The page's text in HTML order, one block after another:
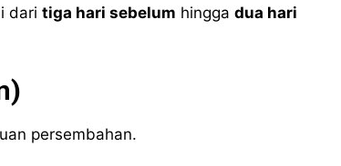
dari tiga hari sebelum hingga dua hari
persembahan.